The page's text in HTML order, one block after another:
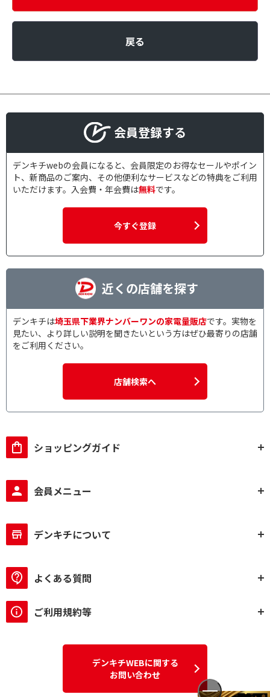
戻る
会員登録する
デンキチwebの会員になると、会員限定のお得なセールやポイン
ト、新商品のご案内、その他便利なサービスなどの特典をご利用
いただけます。入会費・年会費は無料です。
今すぐ登録
近くの店舗を探す
デンキチは埼玉県下業界ナンバーワンの家電量販店です。実物を
見たい、より詳しい説明を聞きたいという方はぜひ最寄りの店舗
をご利用ください。
店舗検索へ
ショッピングガイド
会員メニュー
デンキチについて
よくある質問
ご利用規約等
デンキチWEBに関する
お問い合わせ